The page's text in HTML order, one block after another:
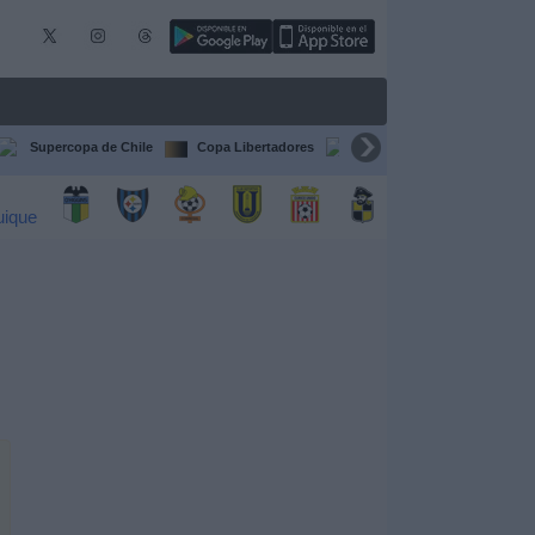
Supercopa de Chile Copa Libertadores Copa Sudamericana